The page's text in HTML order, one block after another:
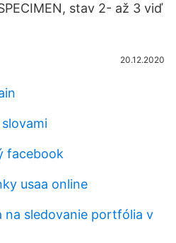
stav 2- až 3 viď
20.12.2020
facebook
usaa online
na sledovanie portfólia v